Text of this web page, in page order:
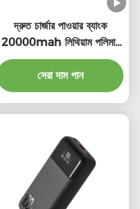
দ্রুত চার্জার পাওয়ার ব্যাংক
20000mah লিথিয়াম পলিমার
100 ওয়াট পোর্টেবল চার্জার অগ্নি
সুরক্ষা
সেরা দাম পান